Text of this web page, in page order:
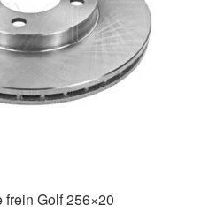
la
page
du
frein Golf 256×20